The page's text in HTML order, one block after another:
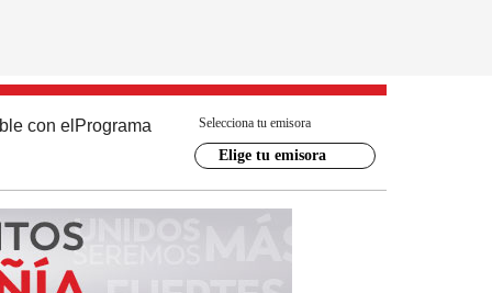
con el Programa Selecciona tu emisora
Elige tu emisora